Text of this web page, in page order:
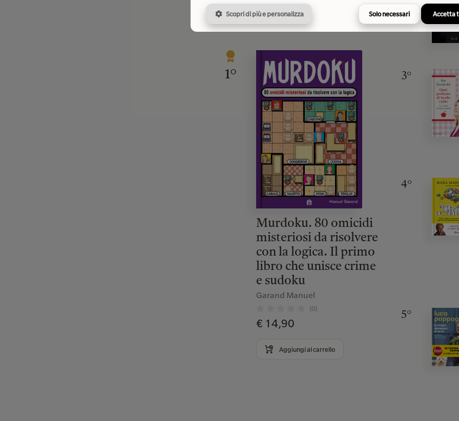
1°
Murdoku. 80 omicidi
misteriosi da risolvere
con la logica. Il primo
libro che unisce crime
e sudoku
Garand Manuel
(0)
€ 14,90
Aggiungi al carrello
3°
4°
5°
Scopri di più e personalizza Solo necessari Accetta